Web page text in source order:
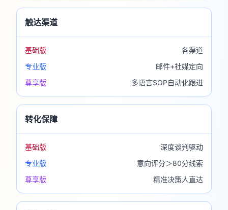
触达渠道
基础版
各渠道
专业版
邮件+社媒定向
尊享版
多语言SOP自动化跟进
转化保障
基础版
深度谈判驱动
专业版
意向评分＞80分线索
尊享版
精准决策人直达